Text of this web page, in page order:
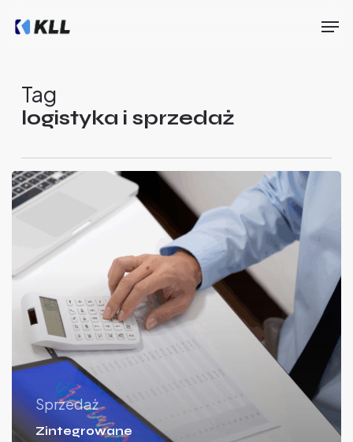
Tag
logistyka i sprzedaż
Sprzedaż
Zintegrowane